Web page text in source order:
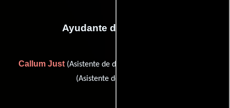
Ayudante de dirección
Callum Just(Asistente de dirección) y
(Asistente de dirección)